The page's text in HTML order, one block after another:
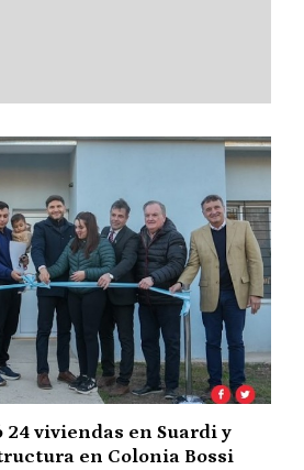
viviendas en Suardi y
en Colonia Bossi